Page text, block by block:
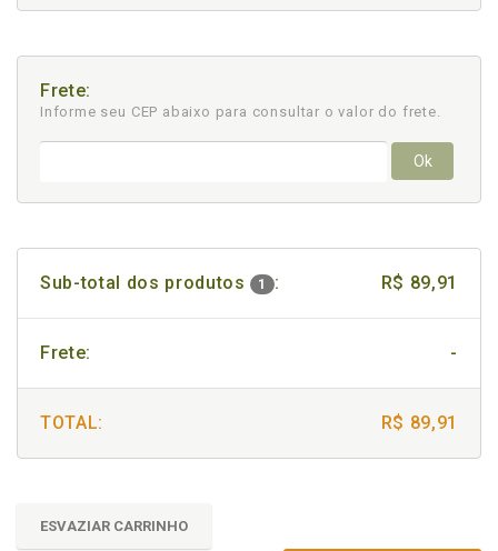
Frete:
Informe seu CEP abaixo para consultar o valor do frete.
Ok
Sub-total dos produtos 1 : R$ 89,91
Frete: -
TOTAL: R$ 89,91
ESVAZIAR CARRINHO